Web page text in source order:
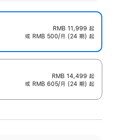
RMB 11,999 起
或 RMB 500/月 (24 期) 起
RMB 14,499 起
或 RMB 605/月 (24 期) 起